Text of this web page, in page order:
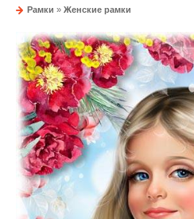
Рамки » Женские рамки